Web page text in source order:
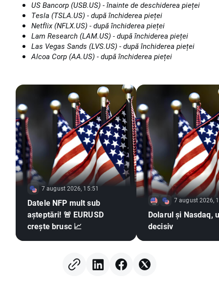
US Bancorp (USB.US) - înainte de deschiderea pieței
Tesla (TSLA.US) - după închiderea pieței
Netflix (NFLX.US) - după închiderea pieței
Lam Research (LAM.US) - după închiderea pieței
Las Vegas Sands (LVS.US) - după închiderea pieței
Alcoa Corp (AA.US) - după închiderea pieței
7 august 2026, 15:51
Datele NFP mult sub
așteptări! 🚨 EURUSD
crește brusc 📈
7 august 2026,
Dolarul și Nasdaq,
decisiv